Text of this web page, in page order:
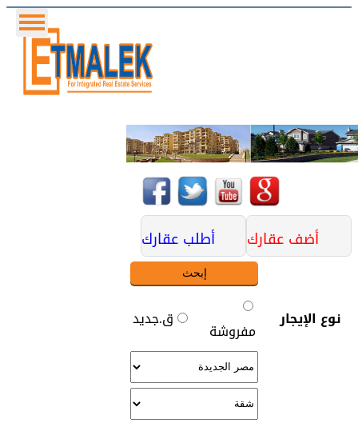
أضف عقارك أطلب عقارك
نوع الإيجار
مفروشة
ق.جديد